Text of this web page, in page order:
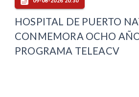
HOSPITAL DE PUERTO
CONMEMORA OCHO
PROGRAMA TELEACV